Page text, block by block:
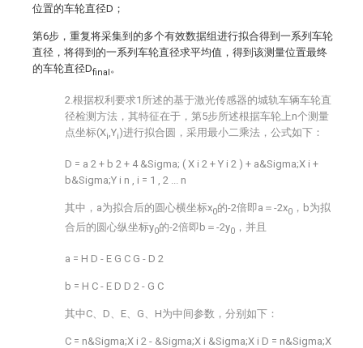
位置的车轮直径D；
第6步，重复将采集到的多个有效数据组进行拟合得到一系列车轮
直径，将得到的一系列车轮直径求平均值，得到该测量位置最终
的车轮直径Dfinal。
2.根据权利要求1所述的基于激光传感器的城轨车辆车轮直
径检测方法，其特征在于，第5步所述根据车轮上n个测量
点坐标(Xi ,Yi)进行拟合圆，采用最小二乘法，公式如下：
D = a 2 + b 2 + 4 &Sigma; ( X i 2 + Y i 2 ) + a&Sigma;X i +
b&Sigma;Y i n i = 1 2 n
其中，a为拟合后的圆心横坐标x0的-2倍即a＝-2x0 ，b为拟
合后的圆心纵坐标y0的-2倍即b＝-2y0 ，并且
a = H D - E G C G - D 2
b = H C - E D D 2 - G C
其中C、D、E、G、H为中间参数，分别如下：
C = n&Sigma;X i 2 - &Sigma;X i &Sigma;X i D = n&Sigma;X